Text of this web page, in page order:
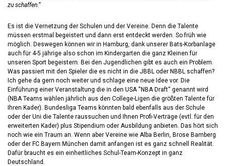
zu schaffen.“
Es ist die Vernetzung der Schulen und der Vereine. Denn die Talente
müssen erstmal begeistert und dann erst entdeckt werden. So früh wie
möglich. Deswegen können wir in Hamburg, dank unserer Bats-Korbanlage
auch für 4-5 jährige also schon im Kindergarten die ganz Kleinen für
unseren Sport begeistern. Bei den Jugendlichen gibt es auch ein Problem.
Was passiert mit den Spieler die es nicht in die JBBL oder NBBL schaffen?
Ich gehe da gern noch weiter und schlage eine neue Idee vor. Die
Einführung einer Veranstaltung die in den USA “NBA Draft“ genannt wird
(NBA Teams wählen jährlich aus den College-Ligen die größten Talente für
Ihren Kader). Bundesliga Teams könnten bald ebenfalls aus der Schule
oder der Uni die Talente raussuchen und Ihnen Profi-Verträge (evtl. für den
erweiterten Kader) plus Stipendium oder Ausbildung anbieten. Das hört sich
noch wie ein Traum an. Wenn aber Vereine wie Alba Berlin, Brose Bamberg
oder der FC Bayern München damit anfangen ist es ganz schnell Realität.
Dafür braucht es ein einheitliches Schul-Team-Konzept in ganz
Deutschland.